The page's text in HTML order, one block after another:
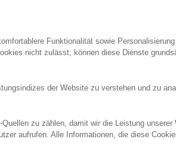
Funktionalität sowie
nicht zulässt, können diese Dienste
der Website zu verstehen und zu
zu zählen, damit wir die Leistung
aufrufen. Alle Informationen, die diese